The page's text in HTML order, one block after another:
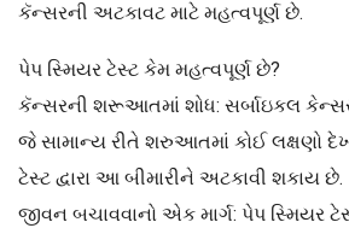
કૅન્સરની અટકાવટ માટે મહત્વપૂર્ણ છે.
પેપ સ્મિયર ટેસ્ટ કેમ મહત્વપૂર્ણ છે?
કૅન્સરની શરૂઆતમાં શોધ: સર્બાઇકલ
જે સામાન્ય રીતે શરુઆતમાં કોઈ લક્ષણો
ટેસ્ટ દ્વારા આ બીમારીને અટકાવી શકાય છે.
જીવન બચાવવાનો એક માર્ગ: પેપ સ્મિયર